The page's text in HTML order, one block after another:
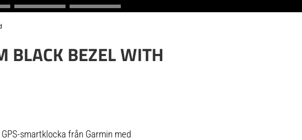
BLACK BEZEL WITH
smartklocka från Garmin med